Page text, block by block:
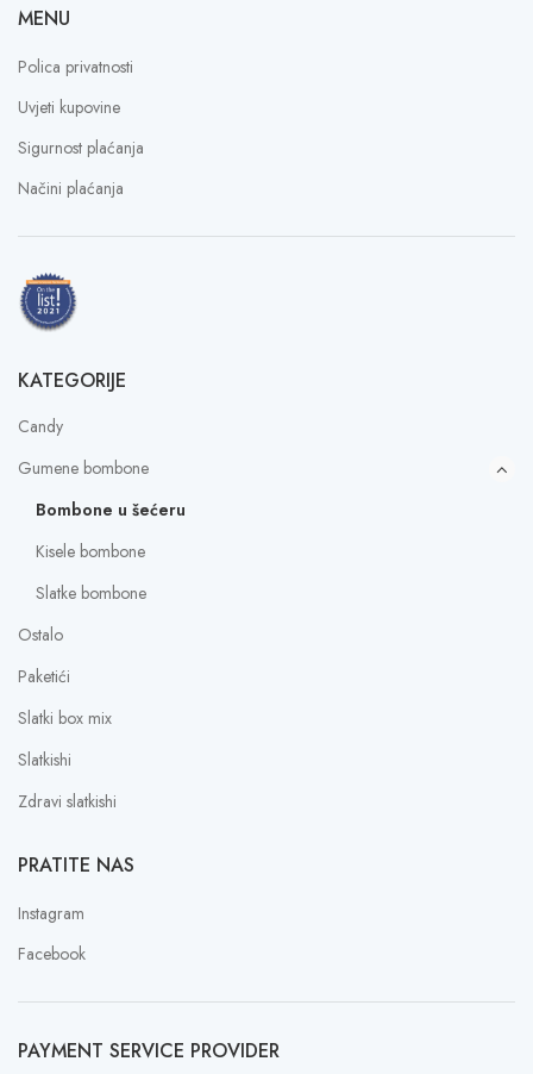
MENU
Polica privatnosti
Uvjeti kupovine
Sigurnost plaćanja
Načini plaćanja
KATEGORIJE
Candy
Gumene bombone
Bombone u šećeru
Kisele bombone
Slatke bombone
Ostalo
Paketići
Slatki box mix
Slatkishi
Zdravi slatkishi
PRATITE NAS
Instagram
Facebook
PAYMENT SERVICE PROVIDER